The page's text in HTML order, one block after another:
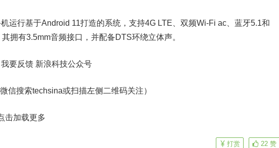
行基于Android 11打造的系统，支持4G LTE、双频Wi-Fi ac、蓝牙5.1和
拥有3.5mm音频接口，并配备DTS环绕立体声。
要反馈 新浪科技公众号
信搜索techsina或扫描左侧二维码关注）
击加载更多
22 赞
打赏